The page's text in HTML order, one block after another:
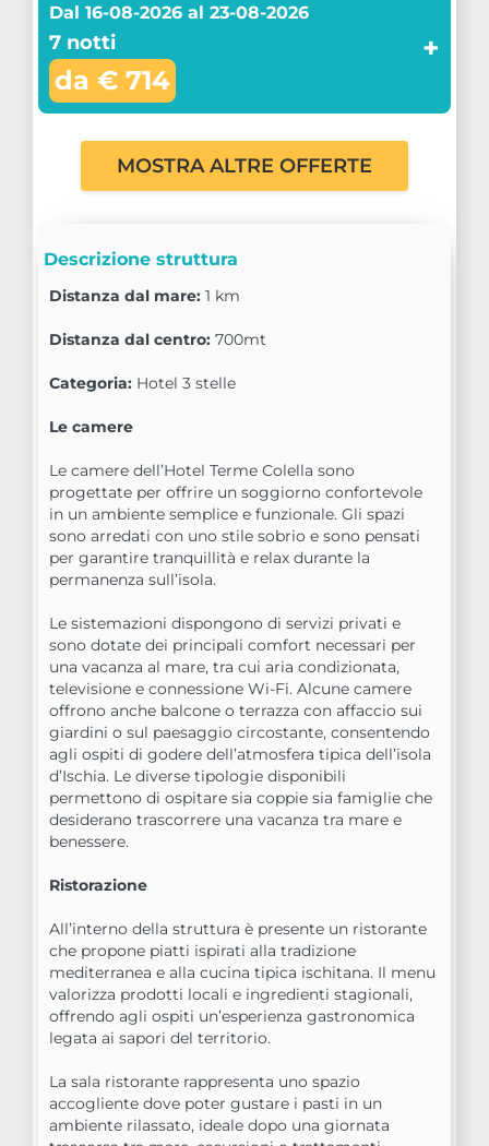
Dal 16-08-2026 al 23-08-2026
7 notti
da € 714
+
MOSTRA ALTRE OFFERTE
Descrizione struttura
Distanza dal mare: 1 km
Distanza dal centro: 700mt
Categoria: Hotel 3 stelle
Le camere
Le camere dell’Hotel Terme Colella sono
progettate per offrire un soggiorno confortevole
in un ambiente semplice e funzionale. Gli spazi
sono arredati con uno stile sobrio e sono pensati
per garantire tranquillità e relax durante la
permanenza sull’isola.
Le sistemazioni dispongono di servizi privati e
sono dotate dei principali comfort necessari per
una vacanza al mare, tra cui aria condizionata,
televisione e connessione Wi-Fi. Alcune camere
offrono anche balcone o terrazza con affaccio sui
giardini o sul paesaggio circostante, consentendo
agli ospiti di godere dell’atmosfera tipica dell’isola
d’Ischia. Le diverse tipologie disponibili
permettono di ospitare sia coppie sia famiglie che
desiderano trascorrere una vacanza tra mare e
benessere.
Ristorazione
All’interno della struttura è presente un ristorante
che propone piatti ispirati alla tradizione
mediterranea e alla cucina tipica ischitana. Il menu
valorizza prodotti locali e ingredienti stagionali,
offrendo agli ospiti un’esperienza gastronomica
legata ai sapori del territorio.
La sala ristorante rappresenta uno spazio
accogliente dove poter gustare i pasti in un
ambiente rilassato, ideale dopo una giornata